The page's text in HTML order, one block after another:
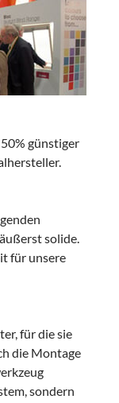
günstiger
solide.
für unsere
für die sie
die Montage
sondern